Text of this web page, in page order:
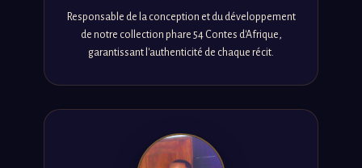
Responsable de la conception et du développement
de notre collection phare 54 Contes d'Afrique,
garantissant l'authenticité de chaque récit.